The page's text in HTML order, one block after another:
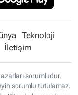
Teknoloji
İletişim
sorumludur.
sorumlu tutulamaz.